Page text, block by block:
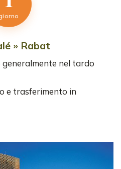
» Rabat
nel tardo
e trasferimento in